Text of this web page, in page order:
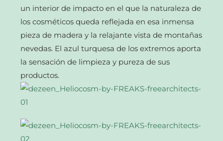
un interior de impacto en el que la naturaleza de
los cosméticos queda reflejada en esa inmensa
pieza de madera y la relajante vista de montañas
nevedas. El azul turquesa de los extremos aporta
la sensación de limpieza y pureza de sus
productos.